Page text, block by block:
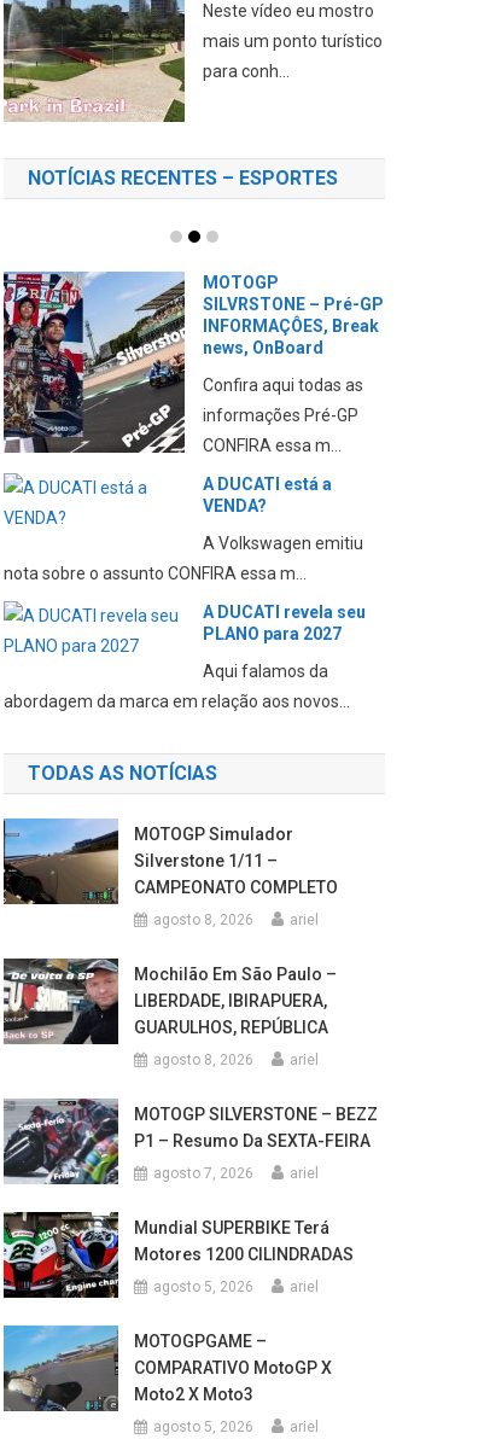
Neste vídeo eu mostro
mais um ponto turístico
para conh...
NOTÍCIAS RECENTES – ESPORTES
MOTOGP
SILVRSTONE – Pré-GP
INFORMAÇÔES, Break
news, OnBoard
Confira aqui todas as
informações Pré-GP
CONFIRA essa m...
A DUCATI está a
VENDA?
A Volkswagen emitiu
nota sobre o assunto CONFIRA essa m...
A DUCATI revela seu
PLANO para 2027
Aqui falamos da
abordagem da marca em relação aos novos...
TODAS AS NOTÍCIAS
MOTOGP Simulador
Silverstone 1/11 –
CAMPEONATO COMPLETO
agosto 8, 2026 ariel
Mochilão Em São Paulo –
LIBERDADE, IBIRAPUERA,
GUARULHOS, REPÚBLICA
agosto 8, 2026 ariel
MOTOGP SILVERSTONE – BEZZ
P1 – Resumo Da SEXTA-FEIRA
agosto 7, 2026 ariel
Mundial SUPERBIKE Terá
Motores 1200 CILINDRADAS
agosto 5, 2026 ariel
MOTOGPGAME –
COMPARATIVO MotoGP X
Moto2 X Moto3
agosto 5, 2026 ariel